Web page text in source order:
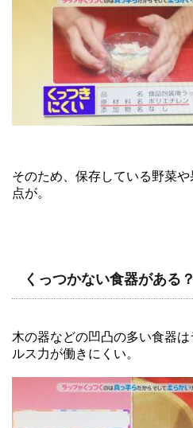
そのため、保存している野菜
点が。
くっつかない食器がある？
木の器などの凹凸の多い食器
ルス力が働きにくい。